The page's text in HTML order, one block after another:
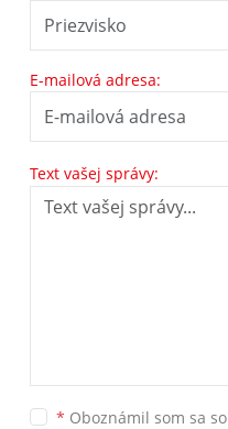
E-mailová adresa:
Text vašej správy:
* Oboznámil som sa so